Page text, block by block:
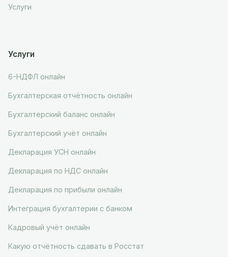
Услуги
Услуги
6-НДФЛ онлайн
Бухгалтерская отчётность онлайн
Бухгалтерский баланс онлайн
Бухгалтерский учёт онлайн
Декларация УСН онлайн
Декларация по НДС онлайн
Декларация по прибыли онлайн
Интеграция бухгалтерии с банком
Кадровый учёт онлайн
Какую отчётность сдавать в Росстат